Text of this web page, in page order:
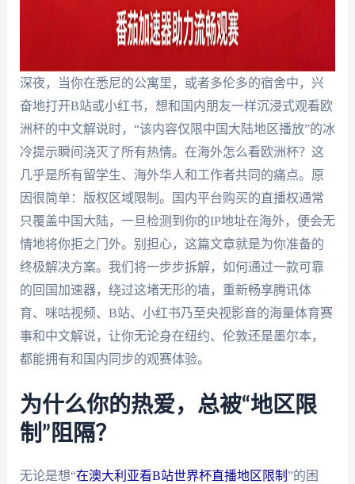
深夜，当你在悉尼的公寓里，或者多伦多的宿舍中，兴
奋地打开B站或小红书，想和国内朋友一样沉浸式观看欧
洲杯的中文解说时，“该内容仅限中国大陆地区播放”的冰
冷提示瞬间浇灭了所有热情。在海外怎么看欧洲杯？这
几乎是所有留学生、海外华人和工作者共同的痛点。原
因很简单：版权区域限制。国内平台购买的直播权通常
只覆盖中国大陆，一旦检测到你的IP地址在海外，便会无
情地将你拒之门外。别担心，这篇文章就是为你准备的
终极解决方案。我们将一步步拆解，如何通过一款可靠
的回国加速器，绕过这堵无形的墙，重新畅享腾讯体
育、咪咕视频、B站、小红书乃至央视影音的海量体育赛
事和中文解说，让你无论身在纽约、伦敦还是墨尔本，
都能拥有和国内同步的观赛体验。
为什么你的热爱，总被“地区限
制”阻隔？
无论是想“在澳大利亚看B站世界杯直播地区限制 ”的困